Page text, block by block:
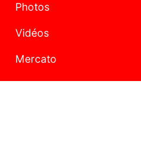
Photos
Vidéos
Mercato